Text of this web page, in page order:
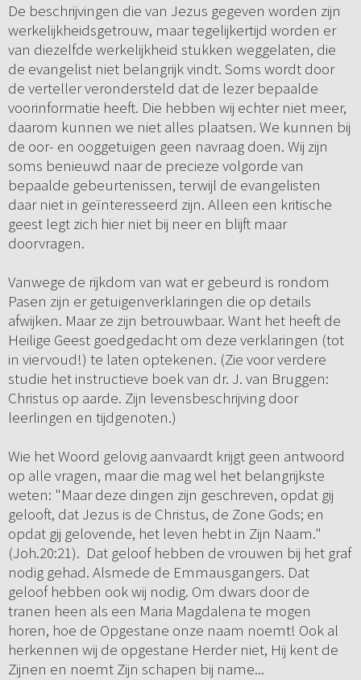
De beschrijvingen die van Jezus gegeven worden zijn
werkelijkheidsgetrouw, maar tegelijkertijd worden er
van diezelfde werkelijkheid stukken weggelaten, die
de evangelist niet belangrijk vindt. Soms wordt door
de verteller verondersteld dat de lezer bepaalde
voorinformatie heeft. Die hebben wij echter niet meer,
daarom kunnen we niet alles plaatsen. We kunnen bij
de oor- en ooggetuigen geen navraag doen. Wij zijn
soms benieuwd naar de precieze volgorde van
bepaalde gebeurtenissen, terwijl de evangelisten
daar niet in geïnteresseerd zijn. Alleen een kritische
geest legt zich hier niet bij neer en blijft maar
doorvragen.
Vanwege de rijkdom van wat er gebeurd is rondom
Pasen zijn er getuigenverklaringen die op details
afwijken. Maar ze zijn betrouwbaar. Want het heeft de
Heilige Geest goedgedacht om deze verklaringen (tot
in viervoud!) te laten optekenen. (Zie voor verdere
studie het instructieve boek van dr. J. van Bruggen:
Christus op aarde. Zijn levensbeschrijving door
leerlingen en tijdgenoten.)
Wie het Woord gelovig aanvaardt krijgt geen antwoord
op alle vragen, maar die mag wel het belangrijkste
weten: "Maar deze dingen zijn geschreven, opdat gij
gelooft, dat Jezus is de Christus, de Zone Gods; en
opdat gij gelovende, het leven hebt in Zijn Naam."
(Joh.20:21). Dat geloof hebben de vrouwen bij het graf
nodig gehad. Alsmede de Emmausgangers. Dat
geloof hebben ook wij nodig. Om dwars door de
tranen heen als een Maria Magdalena te mogen
horen, hoe de Opgestane onze naam noemt! Ook al
herkennen wij de opgestane Herder niet, Hij kent de
Zijnen en noemt Zijn schapen bij name...